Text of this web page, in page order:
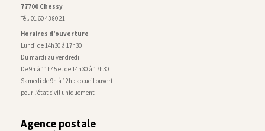
77700 Chessy
Tél. 01 60 43 80 21
Horaires d’ouverture
Lundi de 14h30 à 17h30
Du mardi au vendredi
De 9h à 11h45 et de 14h30 à 17h30
Samedi de 9h à 12h : accueil ouvert
pour l’état civil uniquement
Agence postale